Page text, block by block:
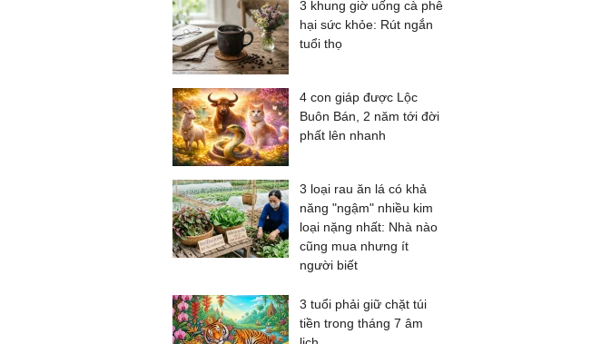
3 khung giờ uống cà phê
hại sức khỏe: Rút ngắn
tuổi thọ
4 con giáp được Lộc
Buôn Bán, 2 năm tới đời
phất lên nhanh
3 loại rau ăn lá có khả
năng "ngậm" nhiều kim
loại nặng nhất: Nhà nào
cũng mua nhưng ít
người biết
3 tuổi phải giữ chặt túi
tiền trong tháng 7 âm